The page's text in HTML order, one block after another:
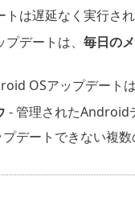
は遅延なく実行され
デートは、 毎日の
OSアップデート
- 管理されたAndroid
デートできない複数